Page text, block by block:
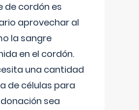
de cordón es
aprovechar al
la sangre
en el cordón.
una cantidad
de células para
sea